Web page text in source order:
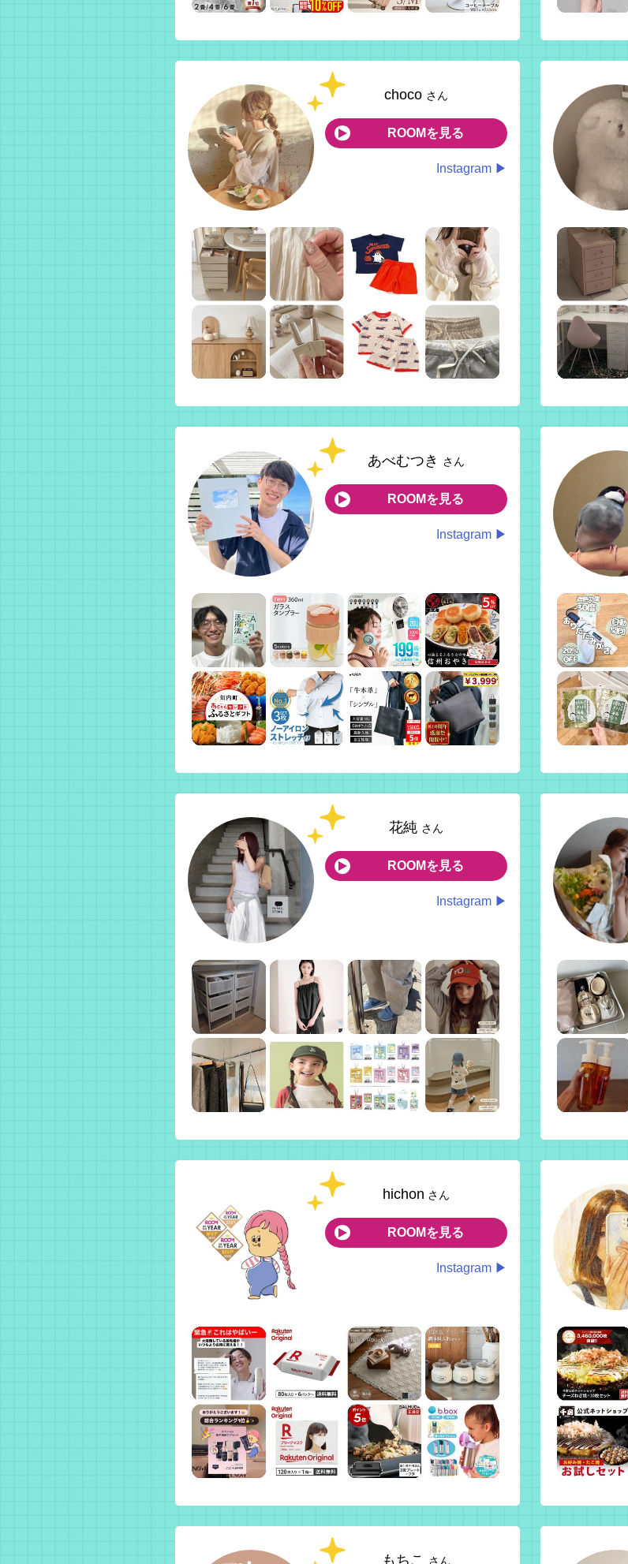
choco さん
ROOMを見る
Instagram ▶
あべむつき さん
ROOMを見る
Instagram ▶
花純 さん
ROOMを見る
Instagram ▶
hichon さん
ROOMを見る
Instagram ▶
もちこ さん